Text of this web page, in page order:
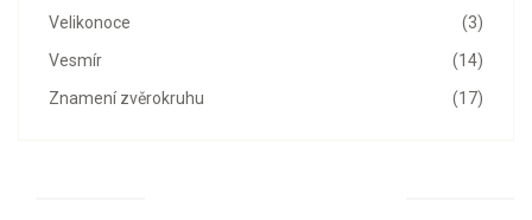
(3)
Velikonoce
(14)
Vesmír
(17)
Znamení zvěrokruhu